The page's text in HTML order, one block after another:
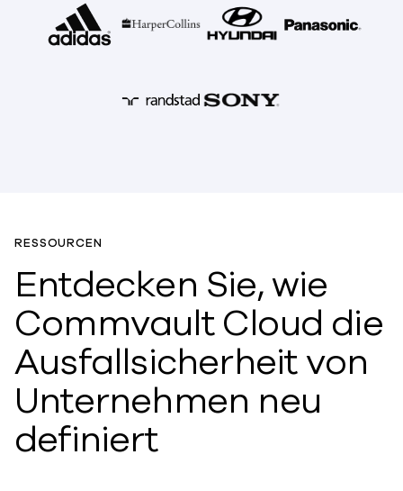
RESSOURCEN
Entdecken Sie, wie
Commvault Cloud die
Ausfallsicherheit von
Unternehmen neu
definiert